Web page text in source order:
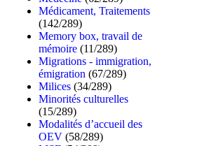
Médicament, Traitements
(142/289)
Memory box, travail de
mémoire (11/289)
Migrations - immigration,
émigration (67/289)
Milices (34/289)
Minorités culturelles
(15/289)
Modalités d’accueil des
OEV (58/289)